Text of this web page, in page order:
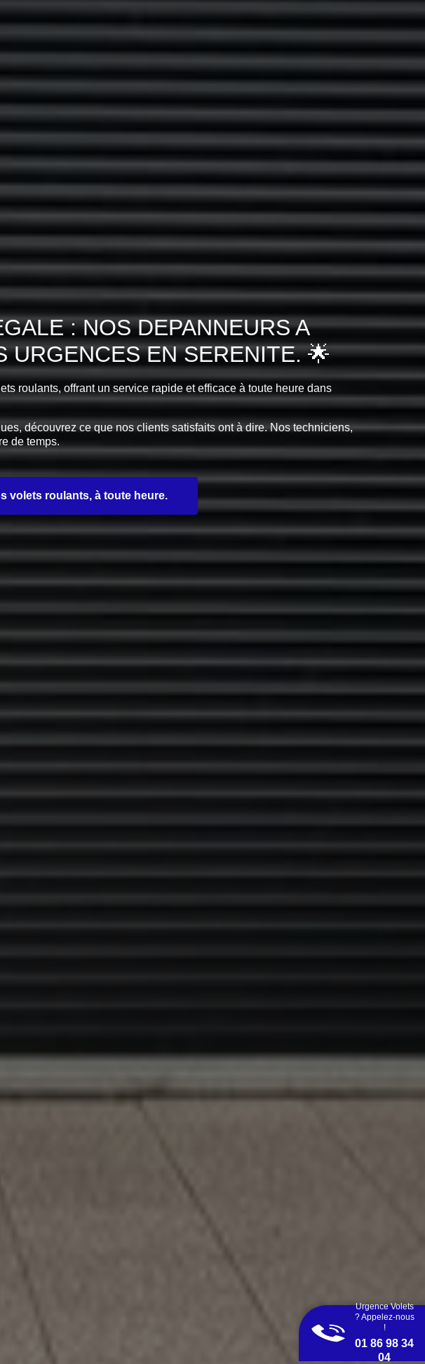
: NOS DEPANNEURS A
URGENCES EN SERENITE. 🌟
roulants, offrant un service rapide et efficace à toute heure dans
découvrez ce que nos clients satisfaits ont à dire. Nos techniciens,
de temps.
volets roulants, à toute heure.
Urgence Volets
? Appelez-nous
!
01 86 98 34
04